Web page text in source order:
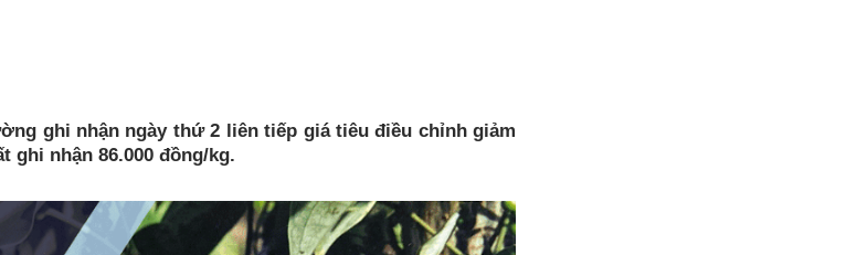
ghi nhận ngày thứ 2 liên tiếp giá tiêu điều chỉnh giảm
ghi nhận 86.000 đồng/kg.